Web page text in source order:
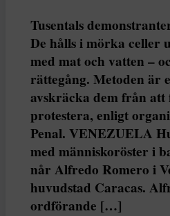
Tusentals
De hålls i mörka celler
med mat och vatten –
rättegång. Metoden är
avskräcka dem från att
protestera, enligt
Penal. VENEZUELA
med människoröster i
når Alfredo Romero i
huvudstad Caracas.
ordförande […]